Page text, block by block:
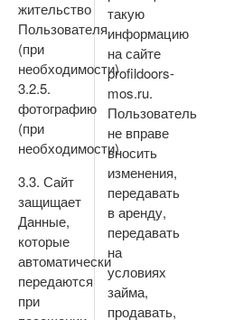
жительство
Пользователя
(при
необходимости)
3.2.5.
фотографию
(при
необходимости)
3.3. Сайт
защищает
Данные,
которые
автоматически
передаются
при
такую
информацию
на сайте
profildoors-
mos.ru.
Пользователь
не вправе
вносить
изменения,
передавать
в аренду,
передавать
на
условиях
займа,
продавать,